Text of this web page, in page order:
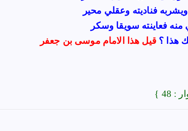
فناديته وعقلي محير
فعاينته سويقا وسكر
هذا ؟قيل هذا الامام موسى بن جعفر